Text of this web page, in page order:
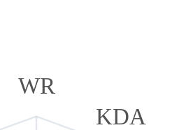
WR
KDA